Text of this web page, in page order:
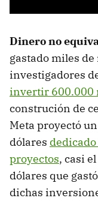
Dinero no
gastado miles
investigadores
invertir 600.000
construción de
Meta proyectó
dólares
proyectos, casi
dólares que
dichas